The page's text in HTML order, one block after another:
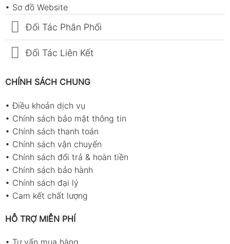
• Sơ đồ Website
Đối Tác Phân Phối
Đối Tác Liên Kết
CHÍNH SÁCH CHUNG
•Điều khoản dịch vụ
• Chính sách bảo mật thông tin
• Chính sách thanh toán
• Chính sách vận chuyển
• Chính sách đổi trả & hoàn tiền
• Chính sách bảo hành
• Chính sách đại lý
• Cam kết chất lượng
HỖ TRỢ MIỄN PHÍ